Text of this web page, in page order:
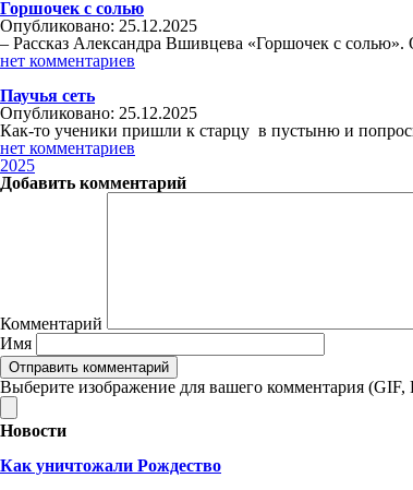
Горшочек с солью
Опубликовано: 25.12.2025
– Рассказ Александра Вшивцева «Горшочек с солью».
нет комментариев
Паучья сеть
Опубликовано: 25.12.2025
Как-то ученики пришли к старцу в пустыню и
нет комментариев
2025
Добавить комментарий
Комментарий
Имя
Выберите изображение для вашего комментария (GIF,
Новости
Как уничтожали Рождество